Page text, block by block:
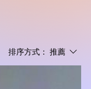
排序方式： 推薦